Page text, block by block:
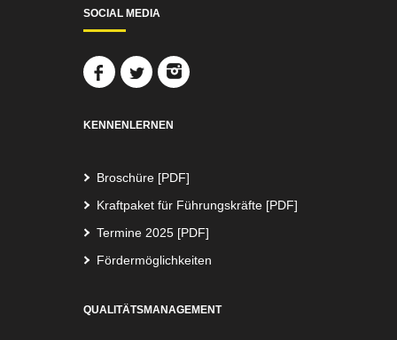
SOCIAL MEDIA
KENNENLERNEN
Broschüre [PDF]
Kraftpaket für Führungskräfte [PDF]
Termine 2025 [PDF]
Fördermöglichkeiten
QUALITÄTSMANAGEMENT